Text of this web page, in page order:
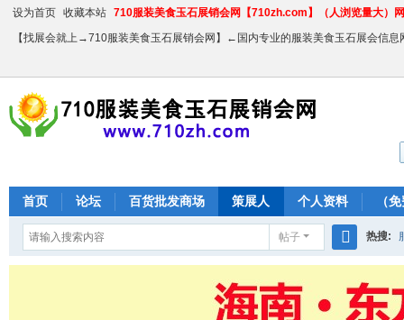
设为首页 收藏本站 710服装美食玉石展销会网【710zh.com】（人浏览量大）
【找展会就上→710服装美食玉石展销会网】←国内专业的服装美食玉石展会信息
首页 论坛 百货批发商场 策展人 个人资料 （
帖子
搜
索
热搜: